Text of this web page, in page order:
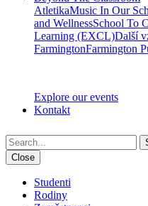
AtletikaMusic In Our
and WellnessSchool To
Learning (EXCL)Další
FarmingtonFarmington
Explore our events
Kontakt
Close
Studenti
Rodiny